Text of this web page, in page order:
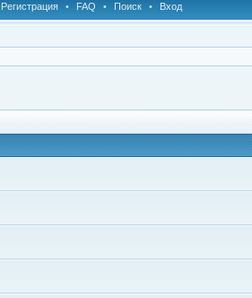
Регистрация • FAQ • Поиск • Вход